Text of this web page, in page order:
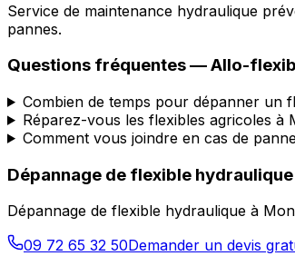
Service de maintenance hydraulique
pannes.
Questions fréquentes —Allo-
Combien de temps pour dépanner un
Réparez-vous les flexibles agricoles à
Comment vous joindre en cas de
Dépannage de flexible hydraulique
Dépannage de flexible hydraulique à
09 72 65 32 50Demander un devis